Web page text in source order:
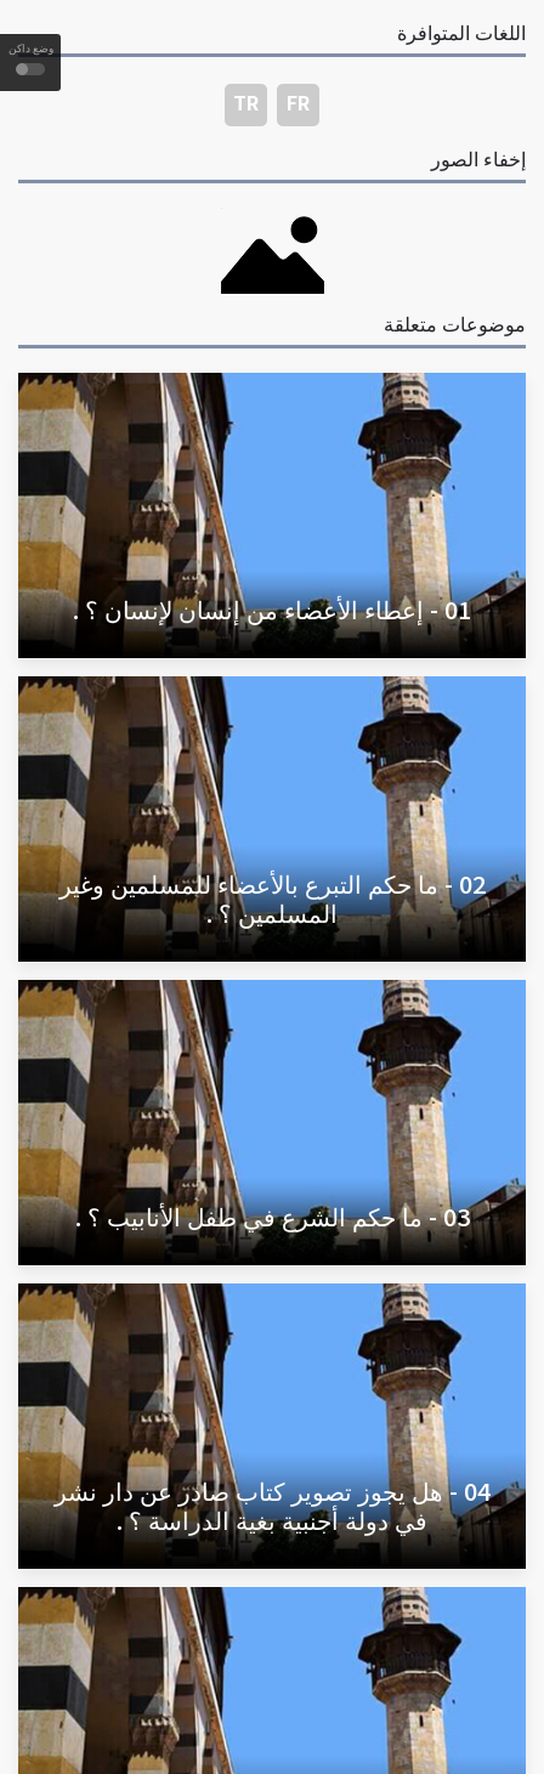
وضع داكن
اللغات المتوافرة
FR
TR
إخفاء الصور
موضوعات متعلقة
01 - إعطاء الأعضاء من إنسان لإنسان ؟ .
02 - ما حكم التبرع بالأعضاء للمسلمين وغير
المسلمين ؟ .
03 - ما حكم الشرع في طفل الأنابيب ؟ .
04 - هل يجوز تصوير كتاب صادر عن دار نشر
في دولة أجنبية بغية الدراسة ؟ .